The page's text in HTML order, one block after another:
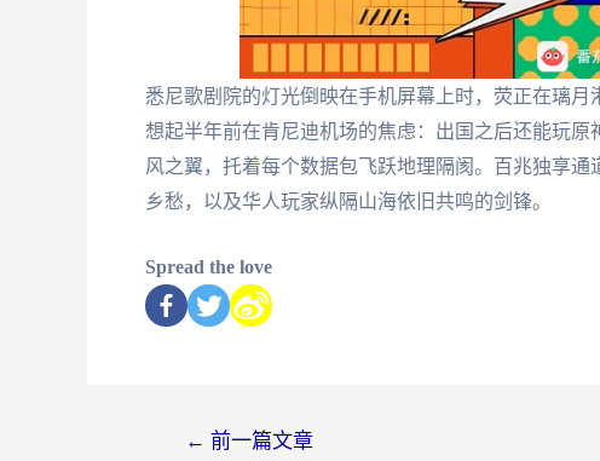
悉尼歌剧院的灯光倒映在手机屏幕上时，荧正在璃
想起半年前在肯尼迪机场的焦虑：出国之后还能玩原
风之翼，托着每个数据包飞跃地理隔阂。百兆独享
乡愁，以及华人玩家纵隔山海依旧共鸣的剑锋。
Spread the love
← 前一篇文章